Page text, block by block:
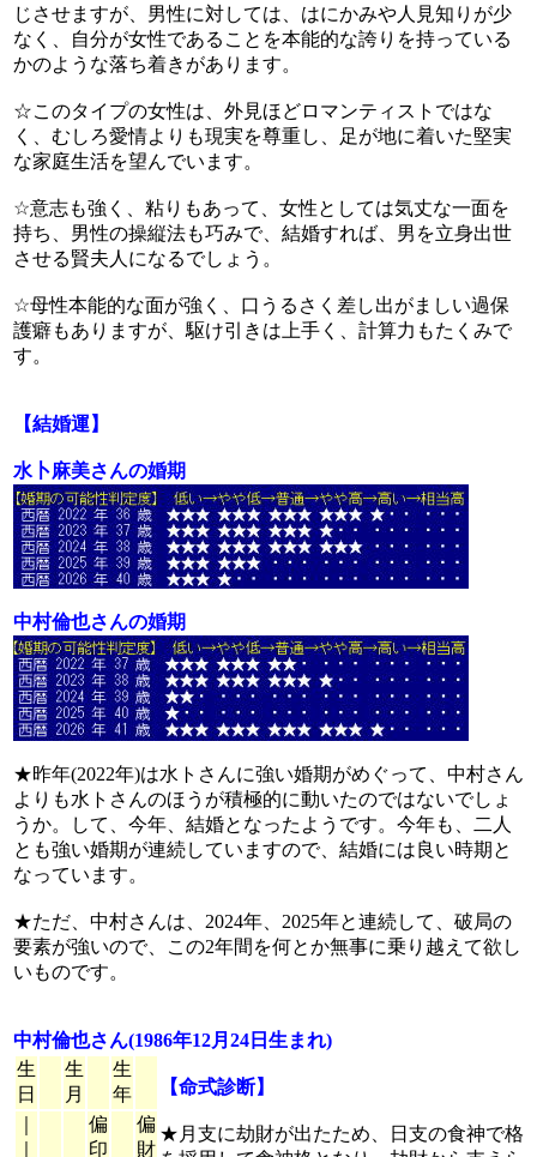
じさせますが、男性に対しては、はにかみや人見知りが少
なく、自分が女性であることを本能的な誇りを持っている
かのような落ち着きがあります。
☆このタイプの女性は、外見ほどロマンティストではな
く、むしろ愛情よりも現実を尊重し、足が地に着いた堅実
な家庭生活を望んでいます。
☆意志も強く、粘りもあって、女性としては気丈な一面を
持ち、男性の操縦法も巧みで、結婚すれば、男を立身出世
させる賢夫人になるでしょう。
☆母性本能的な面が強く、口うるさく差し出がましい過保
護癖もありますが、駆け引きは上手く、計算力もたくみで
す。
【結婚運】
水卜麻美さんの婚期
中村倫也さんの婚期
★昨年(2022年)は水トさんに強い婚期がめぐって、中村さん
よりも水トさんのほうが積極的に動いたのではないでしょ
うか。して、今年、結婚となったようです。今年も、二人
とも強い婚期が連続していますので、結婚には良い時期と
なっています。
★ただ、中村さんは、2024年、2025年と連続して、破局の
要素が強いので、この2年間を何とか無事に乗り越えて欲し
いものです。
中村倫也さん(1986年12月24日生まれ)
生
日
生
月
生
年
偏
印
偏
財
【命式診断】
★月支に劫財が出たため、日支の食神で格